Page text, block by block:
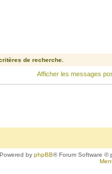
de recherche.
Afficher les messages
Powered byphpBB® Forum Software ©